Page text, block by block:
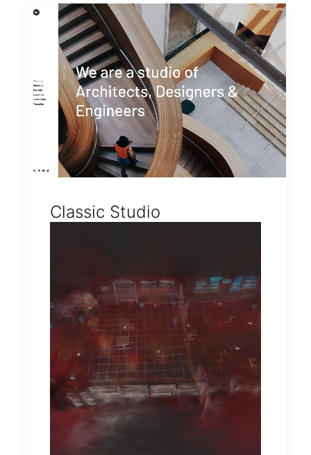
Classic Studio